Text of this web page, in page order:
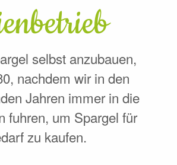
selbst anzubauen,
nachdem wir in den
Jahren immer in die
fuhren, um Spargel für
zu kaufen.